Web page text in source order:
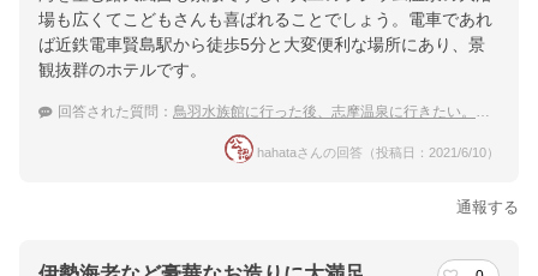
場も広くてこどもさんも喜ばれることでしょう。電車であれ
ば近鉄電車賢島駅から徒歩5分と大変便利な場所にあり、景
観抜群のホテルです。
回答された質問： 鳥羽水族館に行った後、志摩温泉に行きたい。子連れにおすすめな温泉宿は？
hahataさんの回答（投稿日：2021/6/10）
通報する